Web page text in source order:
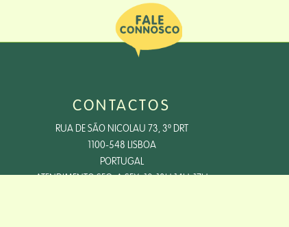
CONTACTOS
RUA DE SÃO NICOLAU 73, 3º DRT
1100-548 LISBOA
PORTUGAL